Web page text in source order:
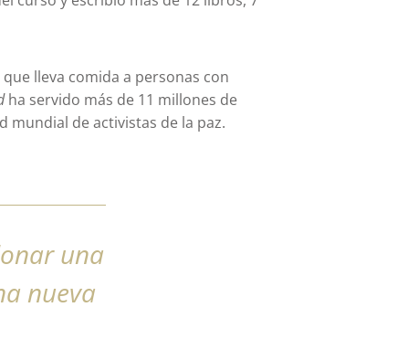
lleva comida a personas con
ha servido más de 11 millones de
mundial de activistas de la paz.
una
nueva